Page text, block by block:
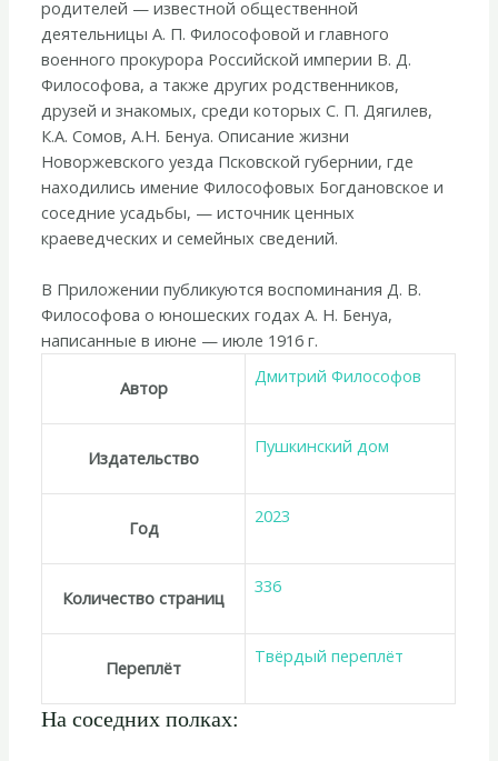
родителей — известной общественной
деятельницы А. П. Философовой и главного
военного прокурора Российской империи В. Д.
Философова, а также других родственников,
друзей и знакомых, среди которых С. П. Дягилев,
К.А. Сомов, А.Н. Бенуа. Описание жизни
Новоржевского уезда Псковской губернии, где
находились имение Философовых Богдановское и
соседние усадьбы, — источник ценных
краеведческих и семейных сведений.
В Приложении публикуются воспоминания Д. В.
Философова о юношеских годах А. Н. Бенуа,
написанные в июне — июле 1916 г.
Автор
Дмитрий Философов
Издательство
Пушкинский дом
Год
2023
Количество страниц
336
Переплёт
Твёрдый переплёт
На соседних полках: